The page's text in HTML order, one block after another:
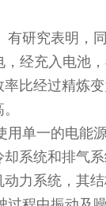
有研究表明，
，经充入电池
比经过精炼
用单一的电能
系统和排气
力系统，其结